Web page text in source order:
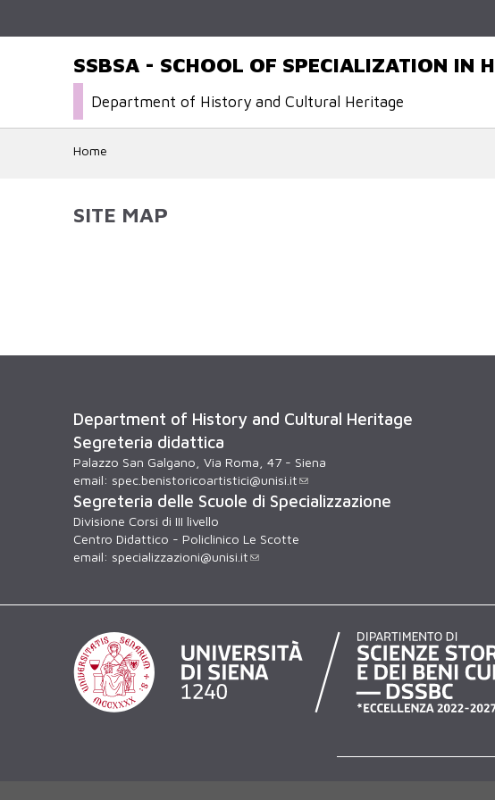
SSBSA - SCHOOL OF SPECIALIZATION IN
Department of History and Cultural Heritage
Home
SITE MAP
Department of History and Cultural Heritage
Segreteria didattica
Palazzo San Galgano, Via Roma, 47 - Siena
email: spec.benistoricoartistici@unisi.it
Segreteria delle Scuole di Specializzazione
Divisione Corsi di III livello
Centro Didattico - Policlinico Le Scotte
email: specializzazioni@unisi.it